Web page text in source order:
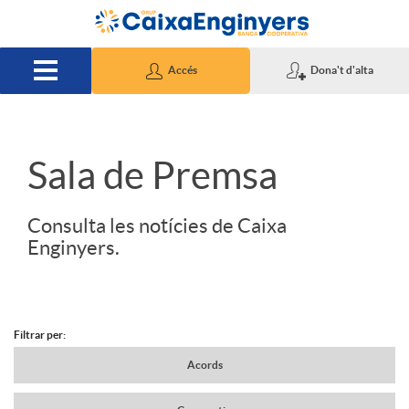
Salta al contingut principal
Accés Dona't d'alta
S
d
Sala de Premsa
Consulta les notícies de Caixa
Enginyers.
N
Filtrar per:
Acords